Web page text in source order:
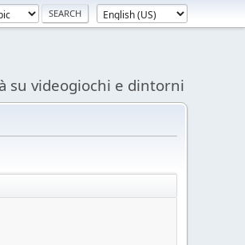
su videogiochi e dintorni